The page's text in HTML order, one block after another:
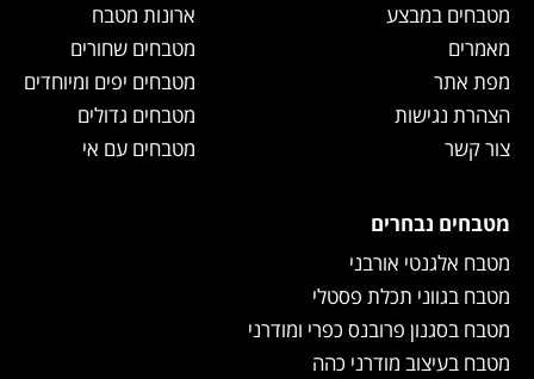
מטבחים במבצע
מאמרים
מפת אתר
הצהרת נגישות
צור קשר
ארונות מטבח
מטבחים שחורים
מטבחים יפים ומיוחדים
מטבחים גדולים
מטבחים עם אי
מטבחים נבחרים
מטבח אלגנטי אורבני
מטבח בגווני תכלת פסטלי
מטבח בסגנון פרובנס כפרי ומודרני
מטבח בעיצוב מודרני כהה